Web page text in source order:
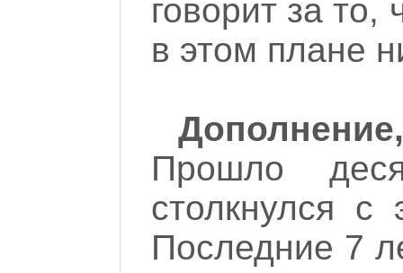
говорит за то,
в этом плане
Прошло
столкнулся
Последние 7